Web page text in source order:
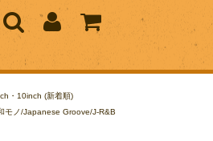
・10inch (新着順)
モノ/Japanese Groove/J-R&B